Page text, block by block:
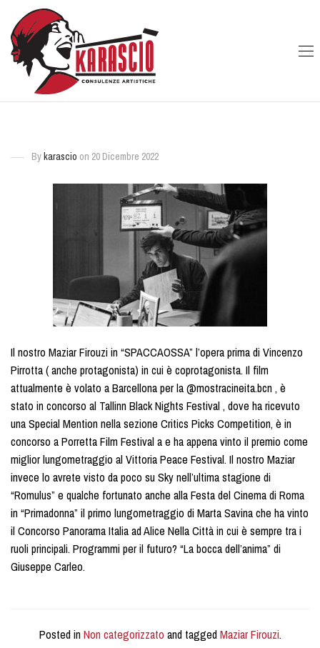
Bykarascio on 20 Dicembre 2022
Il nostro Maziar Firouzi in “SPACCAOSSA” l’opera prima di Vincenzo
Pirrotta ( anche protagonista) in cui è coprotagonista. Il film
attualmente è volato a Barcellona per la @mostracineita.bcn , è
stato in concorso al Tallinn Black Nights Festival , dove ha ricevuto
una Special Mention nella sezione Critics Picks Competition, è in
concorso a Porretta Film Festival a e ha appena vinto il premio come
miglior lungometraggio al Vittoria Peace Festival. Il nostro Maziar
invece lo avrete visto da poco su Sky nell’ultima stagione di
“Romulus” e qualche fortunato anche alla Festa del Cinema di Roma
in “Primadonna” il primo lungometraggio di Marta Savina che ha vinto
il Concorso Panorama Italia ad Alice Nella Città in cui è sempre tra i
ruoli principali. Programmi per il futuro? “La bocca dell’anima” di
Giuseppe Carleo.
Posted inNon categorizzato and taggedMaziar Firouzi.